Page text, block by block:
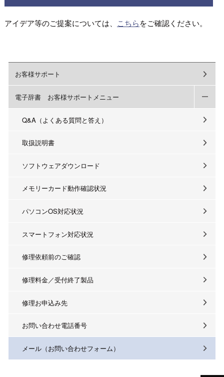
アイデア等のご提案については、 こちらをご確認ください。
お客様サポート
電子辞書 お客様サポートメニュー
Q&A（よくある質問と答え）
取扱説明書
ソフトウェアダウンロード
メモリーカード動作確認状況
パソコンOS対応状況
スマートフォン対応状況
修理依頼前のご確認
修理料金／受付終了製品
修理お申込み先
お問い合わせ電話番号
メール（お問い合わせフォーム）